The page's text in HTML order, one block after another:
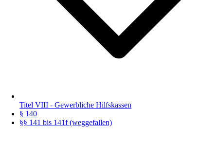
Titel VIII - Gewerbliche Hilfskassen
§ 140
§§ 141 bis 141f (weggefallen)